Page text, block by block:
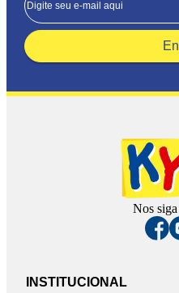
Nos siga
INSTITUCIONAL